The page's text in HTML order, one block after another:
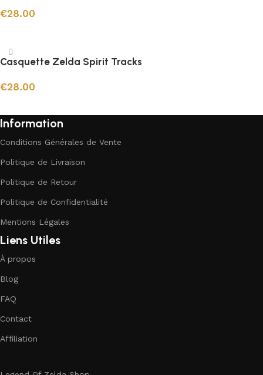
€28.00
Casquette Zelda Spirit Tracks
€28.00
Information
Conditions Générales de Vente
Politique de Livraison
Politique de Retour
Politique de Confidentialité
Mentions Légales
Liens Utiles
À propos
Blog
FAQ
Contact
Affiliation